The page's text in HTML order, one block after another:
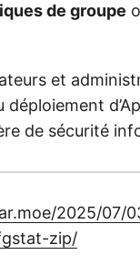
de groupe
et
de sécurité
2025/07/
zip/